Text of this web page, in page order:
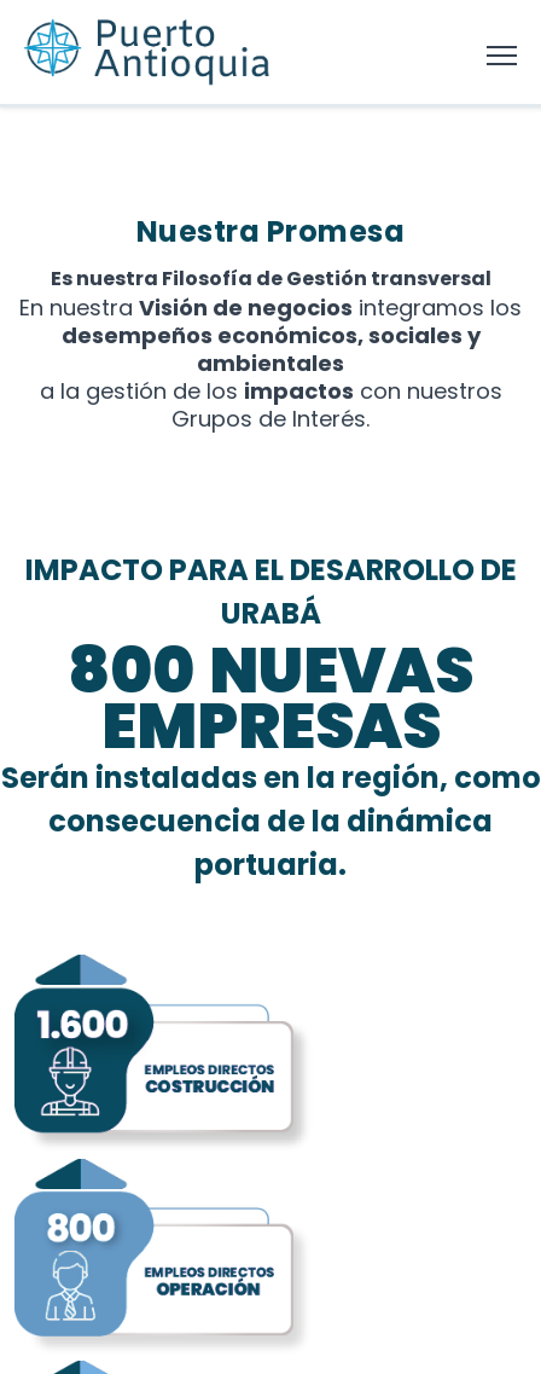
Nuestra Promesa
Es nuestra Filosofía de Gestión transversal
En nuestra Visión de negocios integramos los
desempeños económicos, sociales y
ambientales
a la gestión de los impactos con nuestros
Grupos de Interés.
IMPACTO PARA EL DESARROLLO DE
URABÁ
800 NUEVAS
EMPRESAS
Serán instaladas en la región, como
consecuencia de la dinámica
portuaria.